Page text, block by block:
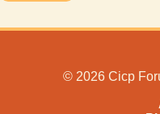
© 2026 Cicp